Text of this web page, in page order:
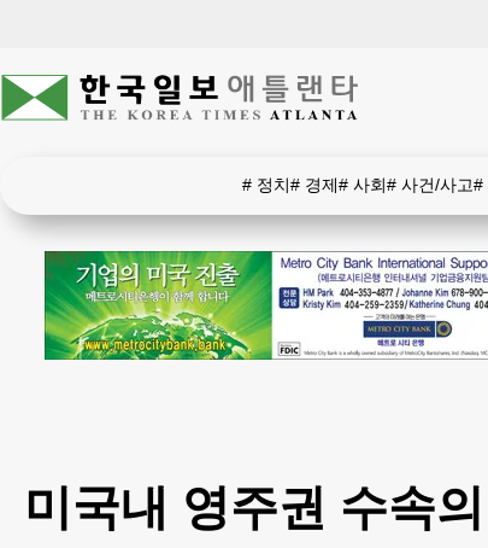
# 정치# 경제# 사회# 사건/사고#
미국내 영주권 수속